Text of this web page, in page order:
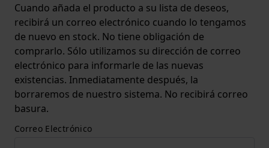
Cuando añada el producto a su lista de deseos,
recibirá un correo electrónico cuando lo tengamos
de nuevo en stock. No tiene obligación de
comprarlo. Sólo utilizamos su dirección de correo
electrónico para informarle de las nuevas
existencias. Inmediatamente después, la
borraremos de nuestro sistema. No recibirá correo
basura.
Correo Electrónico